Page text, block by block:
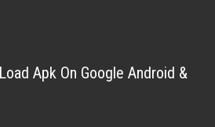
Apk On Google Android &